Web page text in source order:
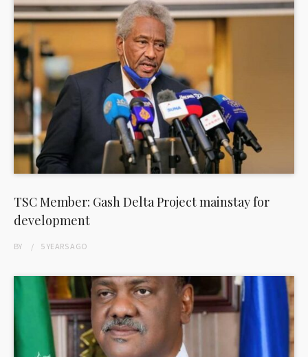
TSC Member: Gash Delta Project mainstay for
development
BY 5 YEARSAGO